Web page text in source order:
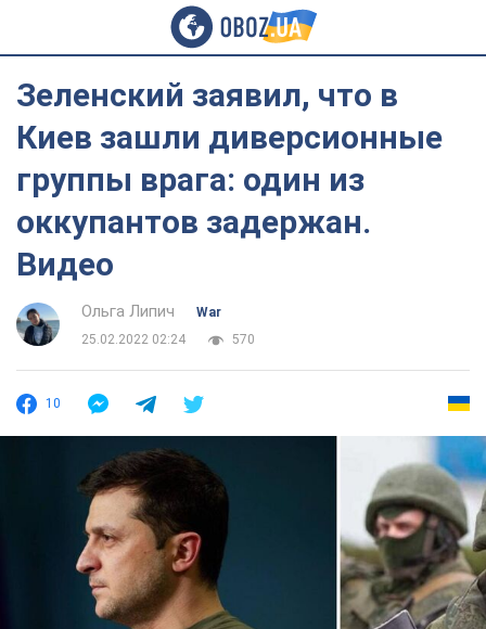
Зеленский заявил, что в
Киев зашли диверсионные
группы врага: один из
оккупантов задержан.
Видео
Ольга Липич
War
25.02.2022 02:24
570
10